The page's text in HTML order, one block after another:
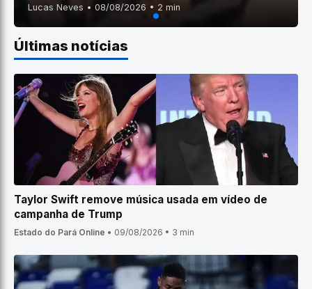
Lucas Neves • 08/08/2026 • 2 min
Últimas notícias
Taylor Swift remove música usada em vídeo de
campanha de Trump
Estado do Pará Online • 09/08/2026 • 3 min